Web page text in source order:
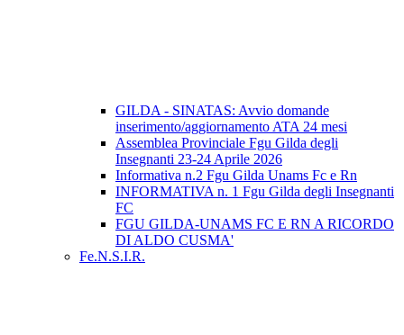
GILDA - SINATAS: Avvio domande
inserimento/aggiornamento ATA 24 mesi
Assemblea Provinciale Fgu Gilda degli
Insegnanti 23-24 Aprile 2026
Informativa n.2 Fgu Gilda Unams Fc e Rn
INFORMATIVA n. 1 Fgu Gilda degli Insegnanti
FC
FGU GILDA-UNAMS FC E RN A RICORDO
DI ALDO CUSMA'
Fe.N.S.I.R.